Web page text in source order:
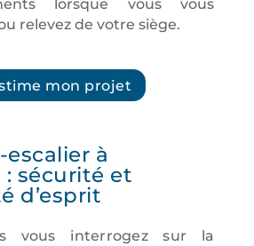
lorsque vous vous
relevez de votre siège.
mon projet
à
: sécurité et
d’esprit
vous interrogez sur la